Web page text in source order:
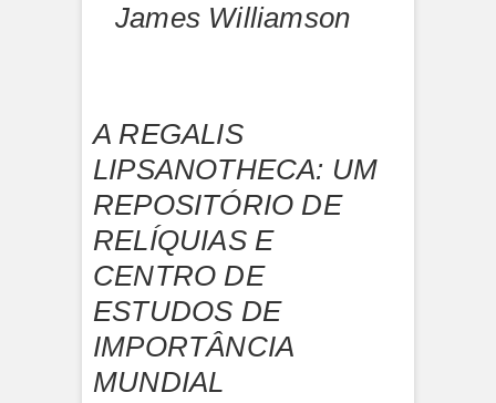
James Williamson
A REGALIS
LIPSANOTHECA: UM
REPOSITÓRIO DE
RELÍQUIAS E
CENTRO DE
ESTUDOS DE
IMPORTÂNCIA
MUNDIAL